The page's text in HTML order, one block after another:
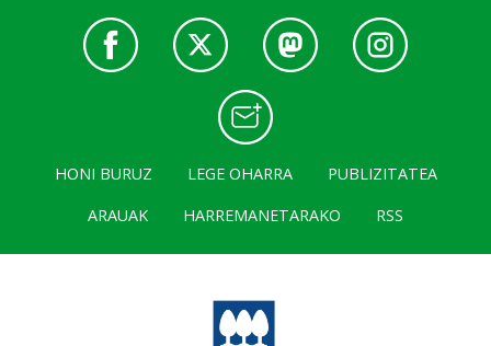
HONI BURUZ LEGE OHARRA
PUBLIZITATEA
ARAUAK
HARREMANETARAKO RSS